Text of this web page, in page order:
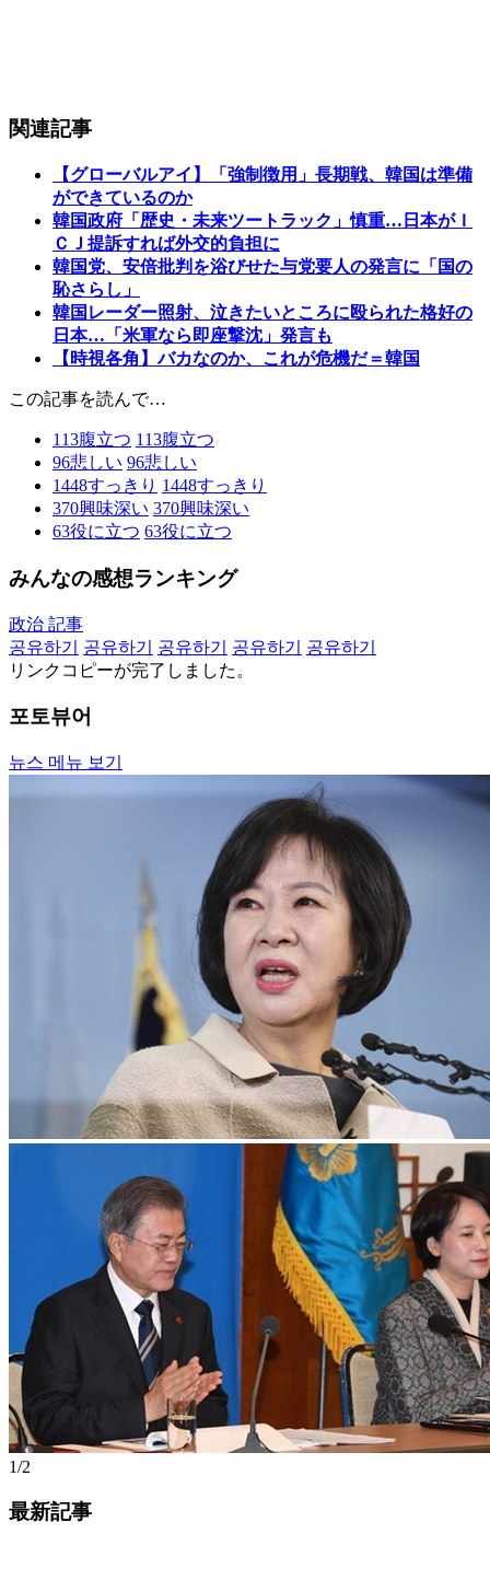
関連記事
【グローバルアイ】「強制徴用」長期戦、韓国は準備
ができているのか
韓国政府「歴史・未来ツートラック」慎重…日本がＩ
ＣＪ提訴すれば外交的負担に
韓国党、安倍批判を浴びせた与党要人の発言に「国の
恥さらし」
韓国レーダー照射、泣きたいところに殴られた格好の
日本…「米軍なら即座撃沈」発言も
【時視各角】バカなのか、これが危機だ＝韓国
この記事を読んで…
113腹立つ 113腹立つ
96悲しい 96悲しい
1448すっきり 1448すっきり
370興味深い 370興味深い
63役に立つ 63役に立つ
みんなの感想ランキング
政治 記事
공유하기
공유하기 공유하기 공유하기
공유하기
リンクコピーが完了しました。
포토뷰어
뉴스 메뉴 보기
1/2
最新記事